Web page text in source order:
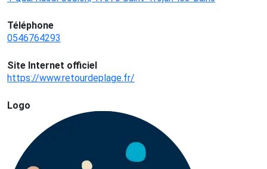
Téléphone
0546764293
Site Internet officiel
https://www.retourdeplage.fr/
Logo